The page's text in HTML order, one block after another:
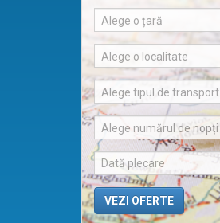
Alege o țară
Alege o localitate
Alege tipul de transport
Alege numărul de nopți